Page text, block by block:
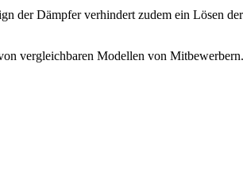
der Dämpfer verhindert zudem ein Lösen
vergleichbaren Modellen von Mitbewerbern.